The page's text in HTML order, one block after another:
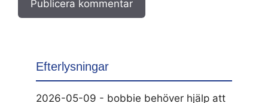
Efterlysningar
2026-05-09 - bobbie behöver hjälp att